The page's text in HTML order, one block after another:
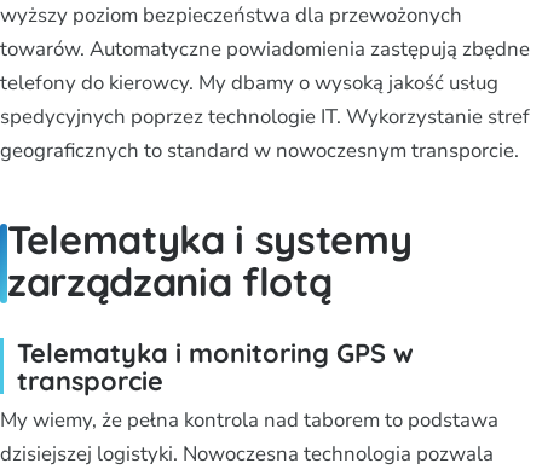
wyższy poziom bezpieczeństwa dla przewożonych
towarów. Automatyczne powiadomienia zastępują zbędne
telefony do kierowcy. My dbamy o wysoką jakość usług
spedycyjnych poprzez technologie IT. Wykorzystanie stref
geograficznych to standard w nowoczesnym transporcie.
Telematyka i systemy
zarządzania flotą
Telematyka i monitoring GPS w
transporcie
My wiemy, że pełna kontrola nad taborem to podstawa
dzisiejszej logistyki. Nowoczesna technologia pozwala